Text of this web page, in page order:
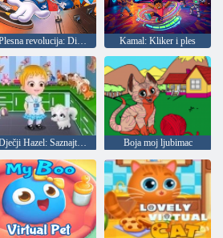
Plesna revolucija: Disneyjev miks Kamal: Kliker i ples
Dječji Hazel: Saznajte životinje Boja moj ljubimac